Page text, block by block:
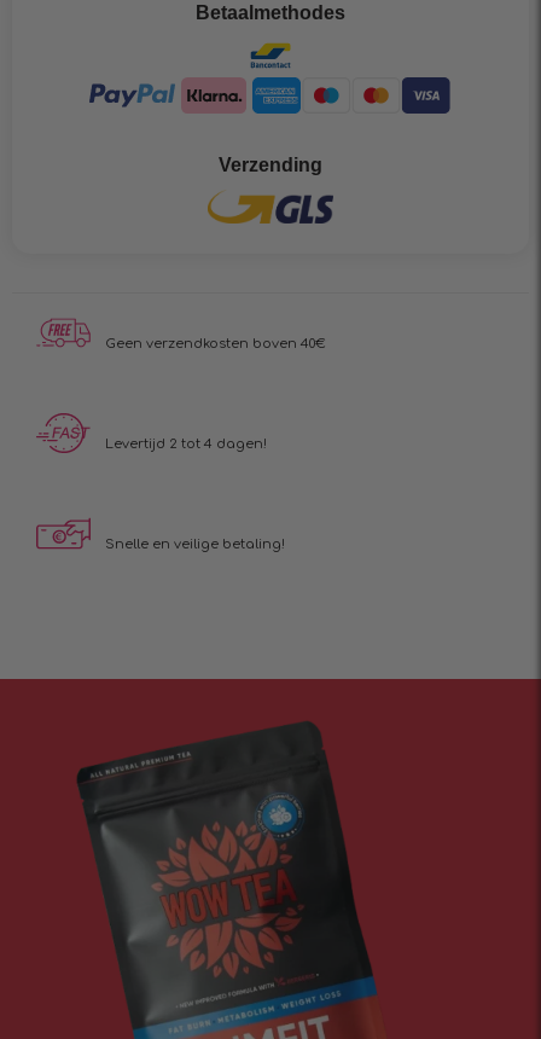
Betaalmethodes
Verzending
Geen verzendkosten boven 40€
Levertijd 2 tot 4 dagen!
Snelle en veilige betaling!